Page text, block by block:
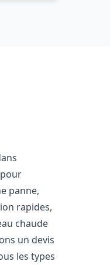
panne,
rapides,
chaude
un devis
les types